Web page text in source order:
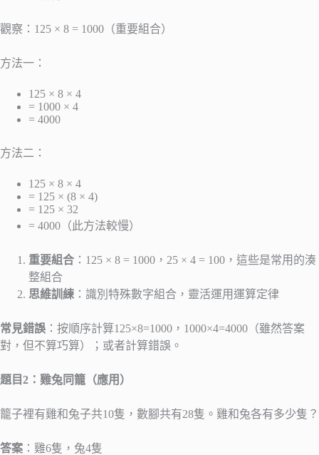
觀察：125 × 8 = 1000（重要組合）
方法一：
125 × 8 × 4
= 1000 × 4
= 4000
方法二：
125 × 8 × 4
= 125 × (8 × 4)
= 125 × 32
= 4000（此方法較慢）
重要組合 ：125 × 8 = 1000，25 × 4 = 100，這些是常用的湊
整組合
思維訓練 ：識別特殊數字組合，靈活運用運算定律
常見錯誤 ：按順序計算125×8=1000，1000×4=4000（雖然答案
對，但不算巧算）；或者計算錯誤。
題目2：雞兔同籠（應用）
籠子裡有雞和兔子共10隻，數腳共有28隻。雞和兔各有多少隻？
答案 ：雞6隻，兔4隻